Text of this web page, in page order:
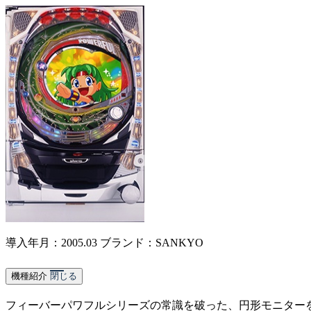
導入年月：2005.03 ブランド：SANKYO
機種紹介 閉じる
フィーバーパワフルシリーズの常識を破った、円形モニター